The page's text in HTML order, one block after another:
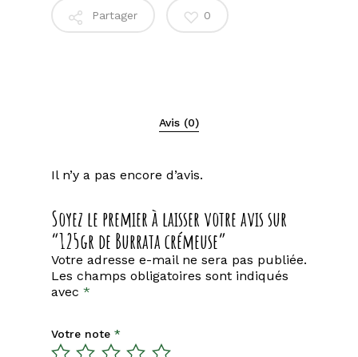
Partager 0
Avis (0)
Il n’y a pas encore d’avis.
Soyez le premier à laisser votre avis sur
“125gr de Burrata crémeuse”
Votre adresse e-mail ne sera pas publiée.
Les champs obligatoires sont indiqués
avec *
Votre note *